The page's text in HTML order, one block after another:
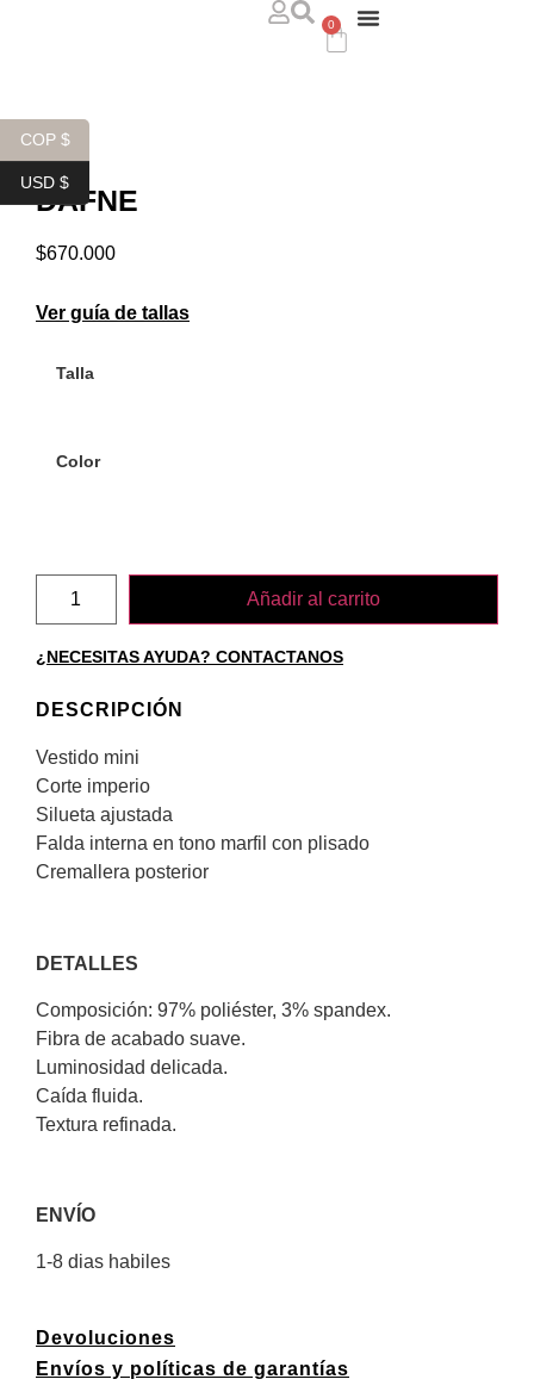
0
DAFNE
$670.000
Ver guía de tallas
Talla
Color
Añadir al carrito
¿NECESITAS AYUDA? CONTACTANOS
DESCRIPCIÓN
Vestido mini
Corte imperio
Silueta ajustada
Falda interna en tono marfil con plisado
Cremallera posterior
DETALLES
Composición: 97% poliéster, 3% spandex.
Fibra de acabado suave.
Luminosidad delicada.
Caída fluida.
Textura refinada.
ENVÍO
1-8 dias habiles
Devoluciones
Envíos y políticas de garantías
COP $
USD $